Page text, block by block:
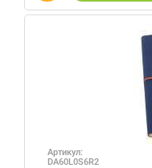
Артикул:
DA60L0S6R2